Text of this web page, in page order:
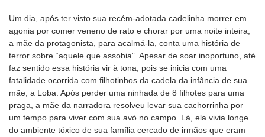
Um dia, após ter visto sua recém-adotada cadelinha morrer em
agonia por comer veneno de rato e chorar por uma noite inteira,
a mãe da protagonista, para acalmá-la, conta uma história de
terror sobre “aquele que assobia”. Apesar de soar inoportuno, até
faz sentido essa história vir à tona, pois se inicia com uma
fatalidade ocorrida com filhotinhos da cadela da infância de sua
mãe, a Loba. Após perder uma ninhada de 8 filhotes para uma
praga, a mãe da narradora resolveu levar sua cachorrinha por
um tempo para viver com sua avó no campo. Lá, ela vivia longe
do ambiente tóxico de sua família cercado de irmãos que eram